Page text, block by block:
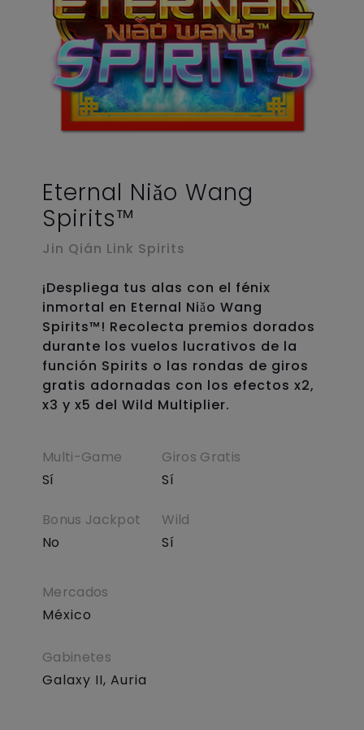
Eternal Niǎo Wang
Spirits™
Jin Qián Link Spirits
¡Despliega tus alas con el fénix
inmortal en Eternal Niǎo Wang
Spirits™! Recolecta premios dorados
durante los vuelos lucrativos de la
función Spirits o las rondas de giros
gratis adornadas con los efectos x2,
x3 y x5 del Wild Multiplier.
Multi-Game
Sí
Giros Gratis
Sí
Bonus Jackpot
No
Wild
Sí
Mercados
México
Gabinetes
Galaxy II, Auria